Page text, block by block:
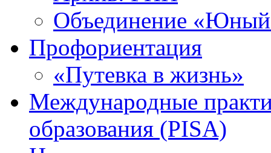
Объединение «Юный
Профориентация
«Путевка в жизнь»
Международные
образования (PISA)